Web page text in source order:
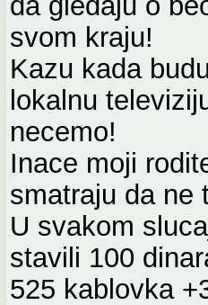
svom kraju!
Kazu kada
lokalnu
necemo!
Inace moji
smatraju da ne
U svakom
stavili 100
525 kablovka